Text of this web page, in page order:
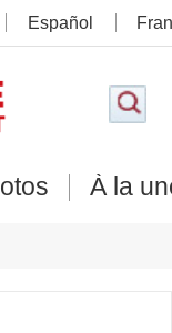
Español
À la